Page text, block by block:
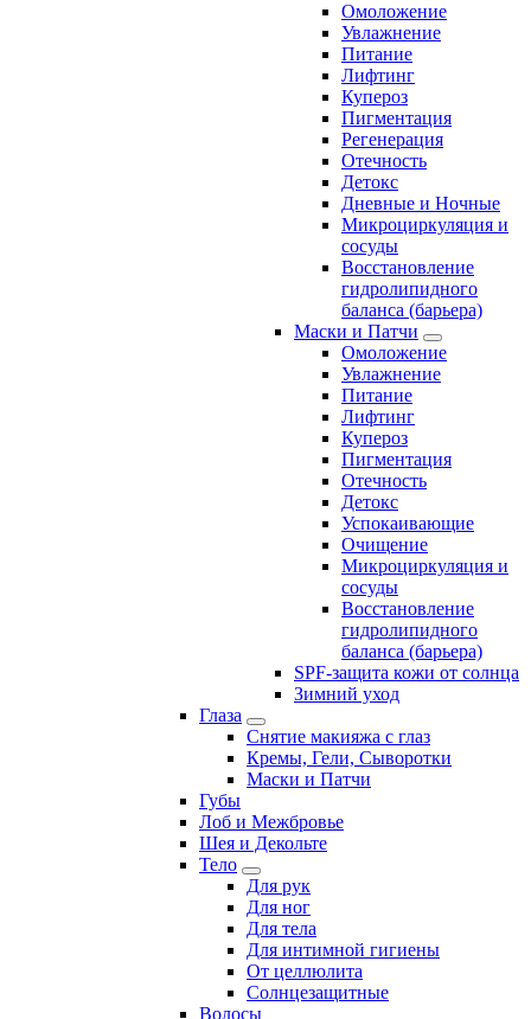
Омоложение
Увлажнение
Питание
Лифтинг
Купероз
Пигментация
Регенерация
Отечность
Детокс
Дневные и Ночные
Микроциркуляция и
сосуды
Восстановление
гидролипидного
баланса (барьера)
Маски и Патчи
Омоложение
Увлажнение
Питание
Лифтинг
Купероз
Пигментация
Отечность
Детокс
Успокаивающие
Очищение
Микроциркуляция и
сосуды
Восстановление
гидролипидного
баланса (барьера)
SPF-защита кожи от солнца
Зимний уход
Глаза
Снятие макияжа с глаз
Кремы, Гели, Сыворотки
Маски и Патчи
Губы
Лоб и Межбровье
Шея и Декольте
Тело
Для рук
Для ног
Для тела
Для интимной гигиены
От целлюлита
Солнцезащитные
Волосы